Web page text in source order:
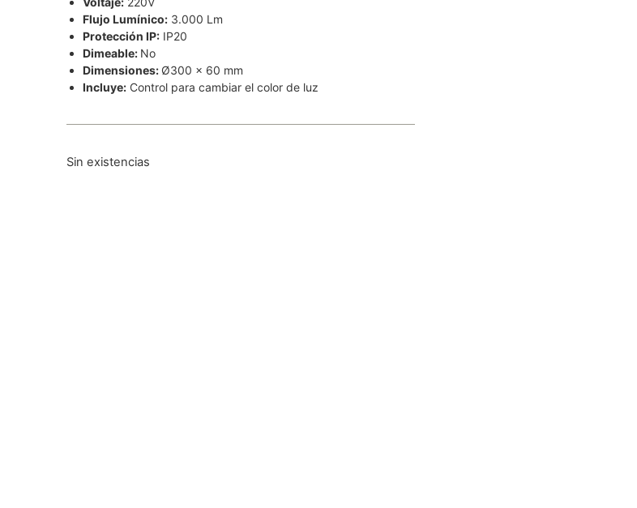
Flujo Lumínico: 3.000 Lm
Protección IP: IP20
Dimeable: No
Dimensiones: Ø300 x 60 mm
Incluye: Control para cambiar el color de luz
Sin existencias